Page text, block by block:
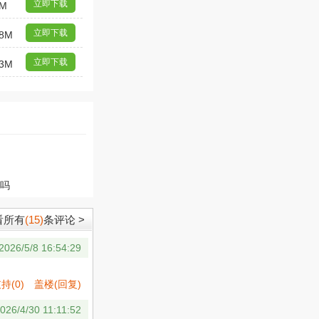
立即下载
立即下载
立即下载
所有(15)条评论 >
5/8 16:54:29
(0) 盖楼(回复)
4/30 11:11:52